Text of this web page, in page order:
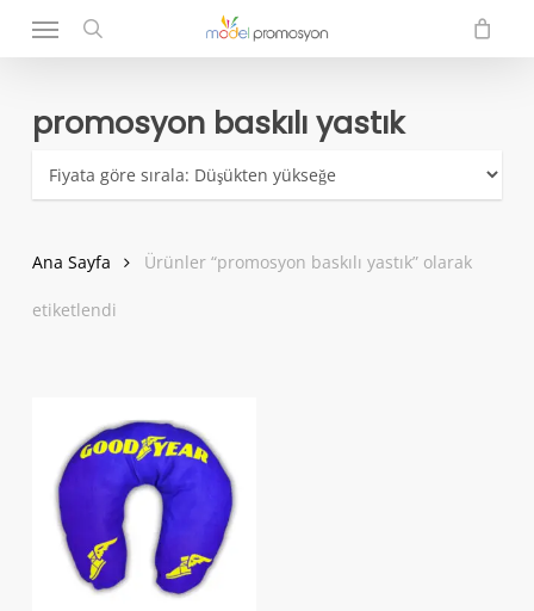
search
Menu
promosyon baskılı yastık
Ana Sayfa Ürünler “promosyon baskılı yastık” olarak
etiketlendi